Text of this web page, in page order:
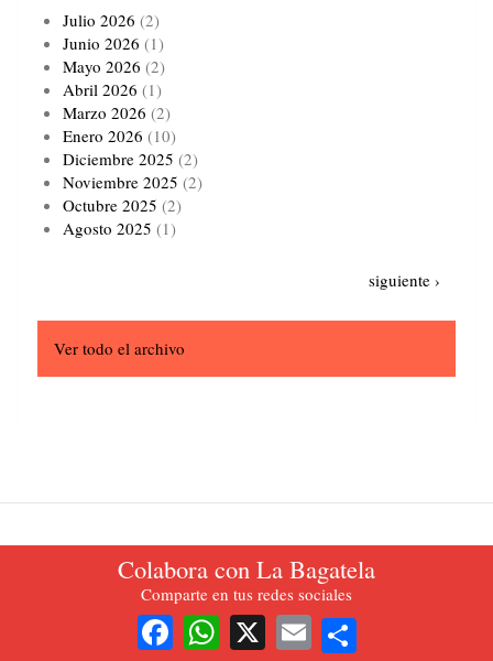
Colabora con La Bagatela
Comparte en tus redes sociales
FacebookWhatsApp
X Email
Julio 2026 (2)
Junio 2026 (1)
Mayo 2026 (2)
Abril 2026 (1)
Marzo 2026 (2)
Enero 2026 (10)
Diciembre 2025 (2)
Noviembre 2025 (2)
Octubre 2025 (2)
Agosto 2025 (1)
Siguiente
siguiente ›
Ver todo el archivo
La Bagatela. Periódico oficial del Partido del Trabajo de Colombia.